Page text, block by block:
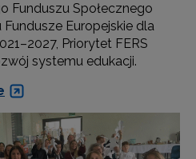
Funduszu Społecznego
Europejskie dla
Priorytet FERS
systemu edukacji.